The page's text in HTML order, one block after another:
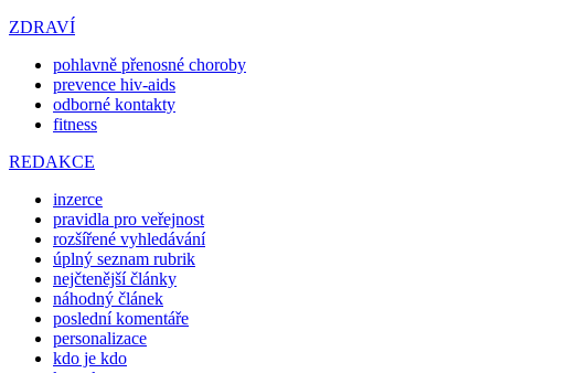
ZDRAVÍ
pohlavně přenosné choroby
prevence hiv-aids
odborné kontakty
fitness
REDAKCE
inzerce
pravidla pro veřejnost
rozšířené vyhledávání
úplný seznam rubrik
nejčtenější články
náhodný článek
poslední komentáře
personalizace
kdo je kdo